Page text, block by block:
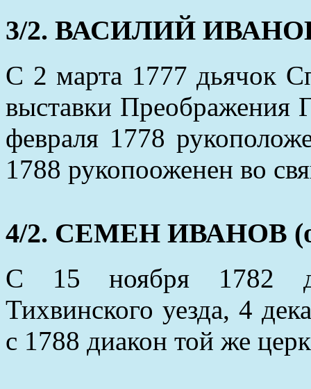
3/2. ВАСИЛИЙ ИВАНОВ
С 2 марта 1777 дьячок
выставки Преображения
февраля 1778
1788 рукопооженен во
4/2. СЕМЕН ИВАНОВ
С 15 ноября 1782
Тихвинского уезда, 4
с 1788 диакон той же